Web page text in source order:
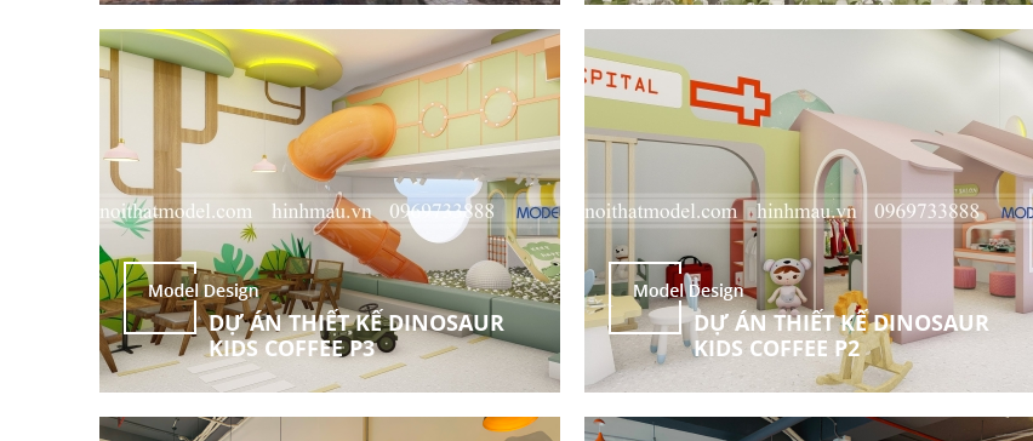
DỰ ÁN THIẾT KẾ DINOSAUR
KIDS COFFEE P3
DỰ ÁN THIẾT KẾ DINOSAUR
KIDS COFFEE P2